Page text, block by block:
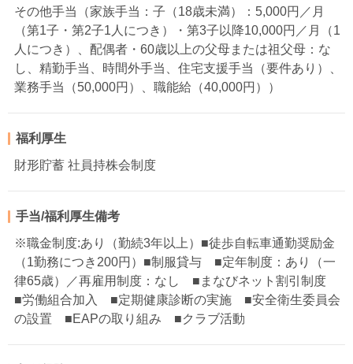
その他手当（家族手当：子（18歳未満）：5,000円／月
（第1子・第2子1人につき）・第3子以降10,000円／月（1
人につき）、配偶者・60歳以上の父母または祖父母：な
し、精勤手当、時間外手当、住宅支援手当（要件あり）、
業務手当（50,000円）、職能給（40,000円））
福利厚生
財形貯蓄 社員持株会制度
手当/福利厚生備考
※職金制度:あり（勤続3年以上）■徒歩自転車通勤奨励金
（1勤務につき200円）■制服貸与 ■定年制度：あり（一
律65歳）／再雇用制度：なし ■まなびネット割引制度
■労働組合加入 ■定期健康診断の実施 ■安全衛生委員会
の設置 ■EAPの取り組み ■クラブ活動